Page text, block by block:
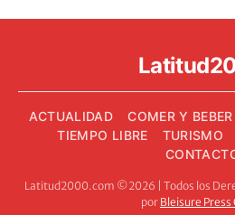
ACTUALIDAD COMER Y BEBER
TIEMPO LIBRE
TURISMO
Latitud2000.com ©2026 | Todos los
por Bleisure Press